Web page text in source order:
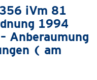
iVm 81
1994
Anberaumung
( am